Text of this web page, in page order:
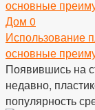
Дом 0
Использование
основные
Появившись на
недавно,
популярность